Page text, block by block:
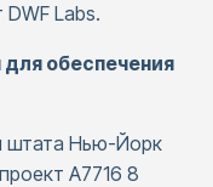
Labs.
обеспечения
штата Нью-Йорк
A7716 8